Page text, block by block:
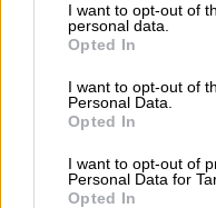
not limited to your visit
grant or deny consent to
use your data for below
consent section.
I want to opt-out of
personal data.
Opted In
I want to opt-out of
Personal Data.
Opted In
I want to opt-out of
Personal Data for
Opted In